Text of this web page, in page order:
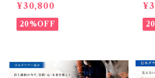
¥30,800
20%OFF